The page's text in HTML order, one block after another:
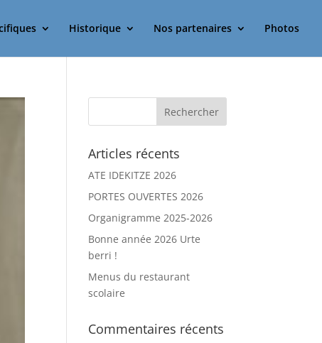
Historique Nos partenaires Photos
Articles récents
ATE IDEKITZE 2026
PORTES OUVERTES 2026
Organigramme 2025-2026
Bonne année 2026 Urte
berri !
Menus du restaurant
scolaire
Commentaires récents